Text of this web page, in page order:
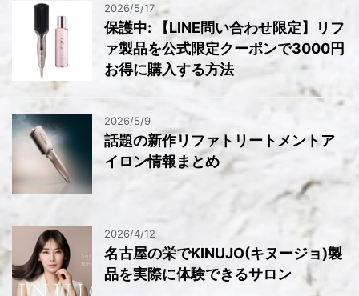
2026/5/17
保護中: 【LINE問い合わせ限定】リフ
ァ製品を公式限定クーポンで3000円
お得に購入する方法
2026/5/9
話題の新作リファトリートメントア
イロン情報まとめ
2026/4/12
名古屋の栄でKINUJO(キヌージョ)製
品を実際に体験できるサロン